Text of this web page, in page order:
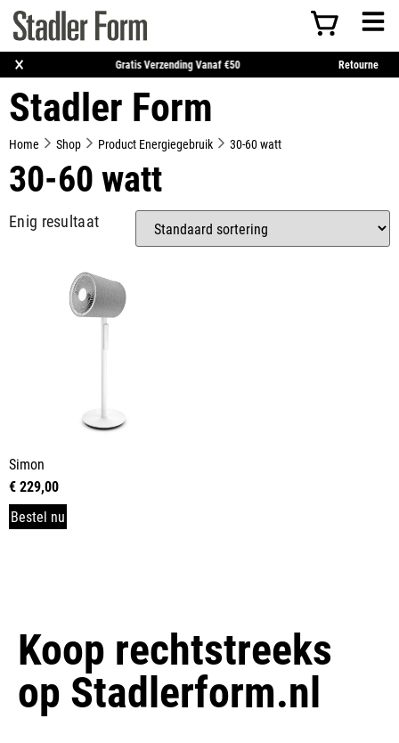
× In Huis* Gratis Verzending Vanaf €50
Stadler Form
Home Shop Product Energiegebruik 30-60 watt
30-60 watt
Enig resultaat
Simon
€229,00
Bestel nu
Koop rechtstreeks
op Stadlerform.nl